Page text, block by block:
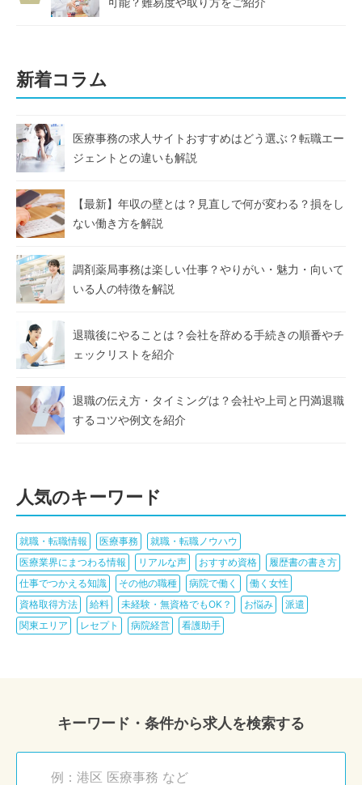
新着コラム
医療事務の求人サイトおすすめはどう選ぶ？転職エー
ジェントとの違いも解説
【最新】年収の壁とは？見直しで何が変わる？損をし
ない働き方を解説
調剤薬局事務は楽しい仕事？やりがい・魅力・向いて
いる人の特徴を解説
退職後にやることは？会社を辞める手続きの順番やチ
ェックリストを紹介
退職の伝え方・タイミングは？会社や上司と円満退職
するコツや例文を紹介
人気のキーワード
就職・転職情報 医療事務
就職・転職ノウハウ
医療業界にまつわる情報
リアルな声 おすすめ資格
履歴書の書き方
仕事でつかえる知識
その他の職種 病院で働く
働く女性
資格取得方法
給料 未経験・無資格でもOK？ お悩み
派遣
関東エリア
レセプト 病院経営 看護助手
キーワード・条件から求人を検索する